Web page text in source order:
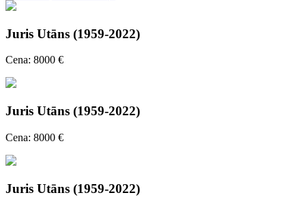
Juris Utāns (1959-2022)
Cena: 8000 €
Juris Utāns (1959-2022)
Cena: 8000 €
Juris Utāns (1959-2022)